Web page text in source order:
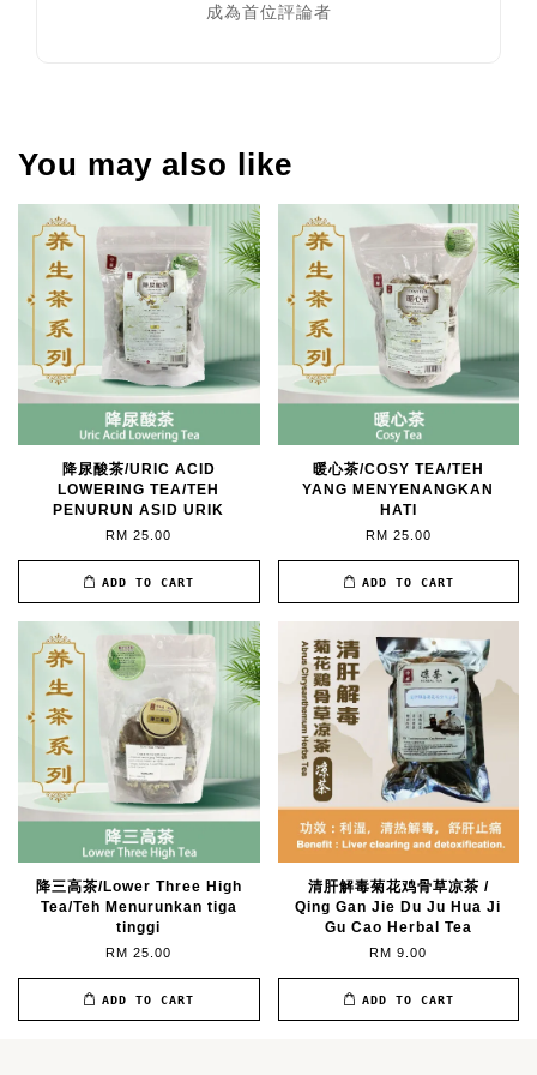
成為首位評論者
You may also like
降尿酸茶/URIC ACID
LOWERING TEA/TEH
PENURUN ASID URIK
RM 25.00
ADD TO CART
暖心茶/COSY TEA/TEH
YANG MENYENANGKAN
HATI
RM 25.00
ADD TO CART
降三高茶/Lower Three High
Tea/Teh Menurunkan tiga
tinggi
RM 25.00
ADD TO CART
清肝解毒菊花鸡骨草凉茶 /
Qing Gan Jie Du Ju Hua Ji
Gu Cao Herbal Tea
RM 9.00
ADD TO CART